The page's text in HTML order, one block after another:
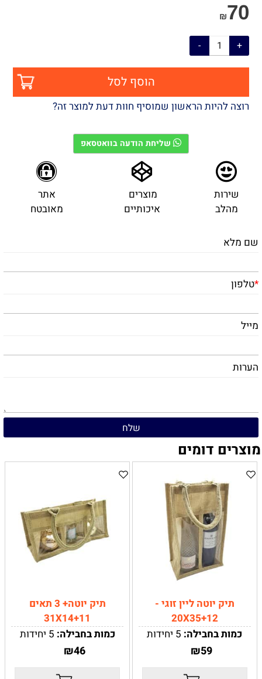
₪70
הוסף לסל
רוצה להיות הראשון שמוסיף חוות דעת למוצר זה?
שליחת הודעה בוואטסאפ
שירות
מהלב
מוצרים
איכותיים
אתר
מאובטח
שם מלא
*טלפון
מייל
הערות
מוצרים דומים
תיק יוטה ליין זוגי -
20X35+12
כמות בחבילה: 5 יחידות
תיק יוטה עם ידיות - ליין זוגי
₪59
תיק יוטה+ 3 תאים
31X14+11
כמות בחבילה: 5 יחידות
תיק יוטה עם ידיות קשיחות
₪46